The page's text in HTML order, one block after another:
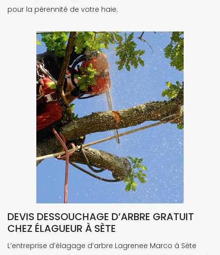
pour la pérennité de votre haie.
DEVIS DESSOUCHAGE D’ARBRE GRATUIT
CHEZ ÉLAGUEUR À SÈTE
L’entreprise d’élagage d’arbre Lagrenee Marco à Sète